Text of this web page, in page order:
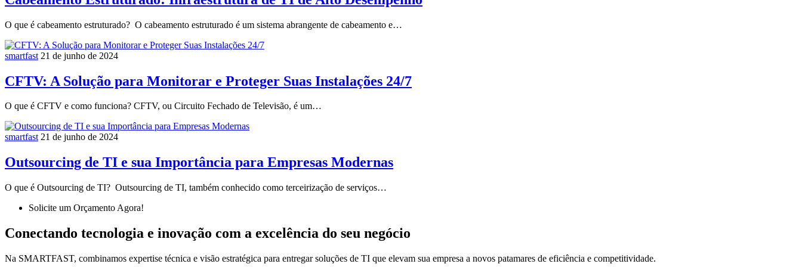
O que é cabeamento estruturado? O cabeamento estruturado é um sistema abrangente de cabeamento e…
smartfast 21 de junho de 2024
CFTV: A Solução para Monitorar e Proteger Suas Instalações 24/7
O que é CFTV e como funciona? CFTV, ou Circuito Fechado de Televisão, é um…
smartfast 21 de junho de 2024
Outsourcing de TI e sua Importância para Empresas Modernas
O que é Outsourcing de TI? Outsourcing de TI, também conhecido como terceirização de serviços…
Solicite um Orçamento Agora!
Conectando tecnologia e inovação com a excelência do seu negócio
Na SMARTFAST, combinamos expertise técnica e visão estratégica para entregar soluções de TI que elevam sua empresa a novos patamares de eficiência e competitividade.